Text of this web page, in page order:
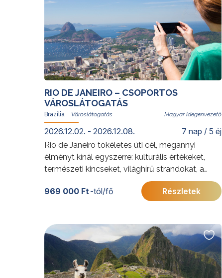
RIO DE JANEIRO – CSOPORTOS
VÁROSLÁTOGATÁS
Brazília Magyar idegenvezető
2026.12.02. - 2026.12.08. 7 nap / 5 éj
Rio de Janeiro tökéletes úti cél, megannyi
élményt kínál egyszerre: kulturális értékeket,
természeti kincseket, világhírű strandokat, a
szambát és a bossanovát, izgalmas
gasztronómiai kalandozásokat. Rióban senki
utazókra.
További érdekességekért Brazíliáról kattintson
A programok sorrendje az indulási
969 000 Ft-tól/fő Részletek